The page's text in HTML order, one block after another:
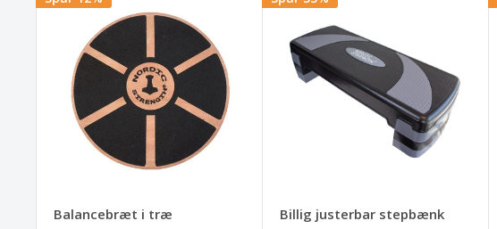
Balancebræt i træ
Billig justerbar stepbænk